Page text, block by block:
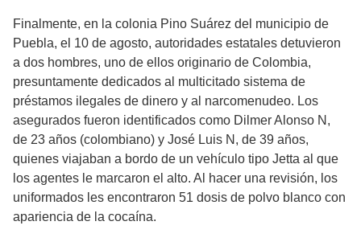
Finalmente, en la colonia Pino Suárez del municipio de
Puebla, el 10 de agosto, autoridades estatales detuvieron
a dos hombres, uno de ellos originario de Colombia,
presuntamente dedicados al multicitado sistema de
préstamos ilegales de dinero y al narcomenudeo. Los
asegurados fueron identificados como Dilmer Alonso N,
de 23 años (colombiano) y José Luis N, de 39 años,
quienes viajaban a bordo de un vehículo tipo Jetta al que
los agentes le marcaron el alto. Al hacer una revisión, los
uniformados les encontraron 51 dosis de polvo blanco con
apariencia de la cocaína.